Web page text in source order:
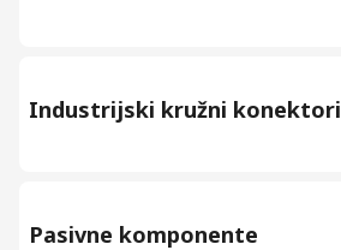
Industrijski kružni konektori
Pasivne komponente